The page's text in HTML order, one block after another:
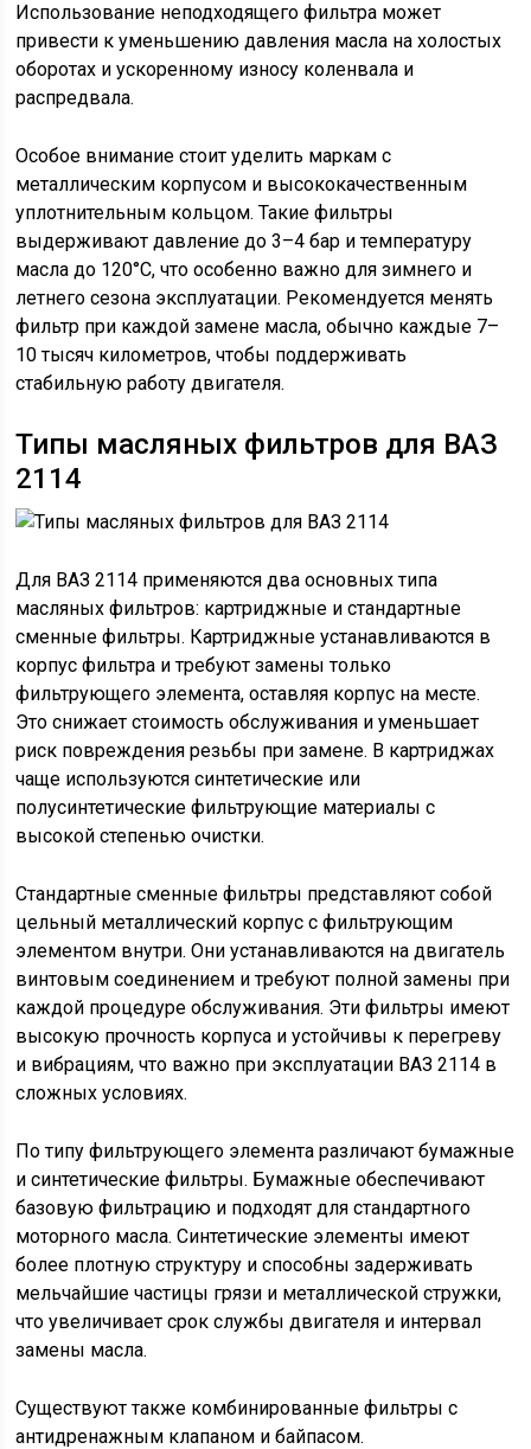
Использование неподходящего фильтра может
привести к уменьшению давления масла на холостых
оборотах и ускоренному износу коленвала и
распредвала.
Особое внимание стоит уделить маркам с
металлическим корпусом и высококачественным
уплотнительным кольцом. Такие фильтры
выдерживают давление до 3–4 бар и температуру
масла до 120°C, что особенно важно для зимнего и
летнего сезона эксплуатации. Рекомендуется менять
фильтр при каждой замене масла, обычно каждые 7–
10 тысяч километров, чтобы поддерживать
стабильную работу двигателя.
Типы масляных фильтров для ВАЗ
2114
Для ВАЗ 2114 применяются два основных типа
масляных фильтров: картриджные и стандартные
сменные фильтры. Картриджные устанавливаются в
корпус фильтра и требуют замены только
фильтрующего элемента, оставляя корпус на месте.
Это снижает стоимость обслуживания и уменьшает
риск повреждения резьбы при замене. В картриджах
чаще используются синтетические или
полусинтетические фильтрующие материалы с
высокой степенью очистки.
Стандартные сменные фильтры представляют собой
цельный металлический корпус с фильтрующим
элементом внутри. Они устанавливаются на двигатель
винтовым соединением и требуют полной замены при
каждой процедуре обслуживания. Эти фильтры имеют
высокую прочность корпуса и устойчивы к перегреву
и вибрациям, что важно при эксплуатации ВАЗ 2114 в
сложных условиях.
По типу фильтрующего элемента различают бумажные
и синтетические фильтры. Бумажные обеспечивают
базовую фильтрацию и подходят для стандартного
моторного масла. Синтетические элементы имеют
более плотную структуру и способны задерживать
мельчайшие частицы грязи и металлической стружки,
что увеличивает срок службы двигателя и интервал
замены масла.
Существуют также комбинированные фильтры с
антидренажным клапаном и байпасом.